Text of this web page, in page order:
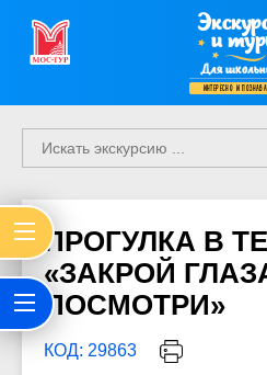
и
Для
интересно и
ПРОГУЛКА В
«ЗАКРОЙ
ПОСМОТРИ»
КОД: 29863